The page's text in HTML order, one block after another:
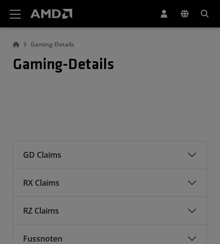
Gaming-Details
Gaming-Details
GD Claims
RX Claims
RZ Claims
Fussnoten